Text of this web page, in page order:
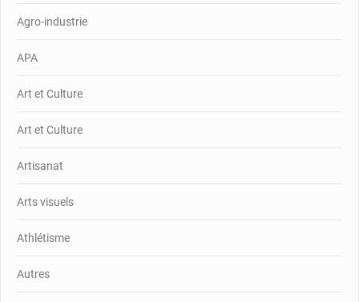
Agro-industrie
APA
Art et Culture
Art et Culture
Artisanat
Arts visuels
Athlétisme
Autres